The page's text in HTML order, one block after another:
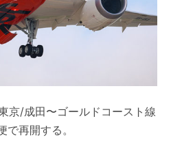
京/成田〜ゴールドコースト線
再開する。